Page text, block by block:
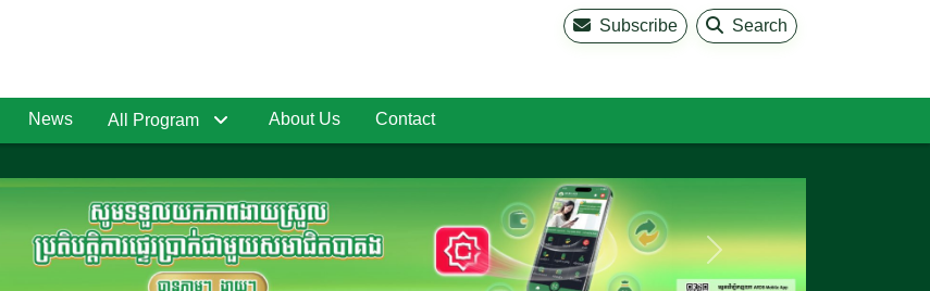
Subscribe Search
News All Program About Us Contact